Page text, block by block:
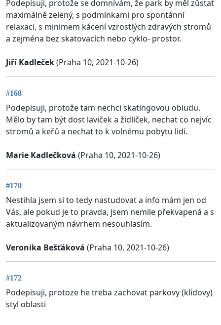
Podepisuji, protože se domnívám, že park by měl zůstat
maximálně zelený, s podmínkami pro spontánní
relaxaci, s minimem kácení vzrostlých zdravých stromů
a zejména bez skatovacích nebo cyklo- prostor.
Jiří Kadleček(Praha 10, 2021-10-26)
#168
Podepisuji, protože tam nechci skatingovou obludu.
Mělo by tam být dost laviček a židliček, nechat co nejvíc
stromů a keřů a nechat to k volnému pobytu lidí.
Marie Kadlečková (Praha 10, 2021-10-26)
#170
Nestihla jsem si to tedy nastudovat a info mám jen od
Vás, ale pokud je to pravda, jsem nemile překvapená a s
aktualizovaným návrhem nesouhlasím.
Veronika Bešťáková (Praha 10, 2021-10-26)
#172
Podepisuji, protoze he treba zachovat parkovy (klidovy)
styl oblasti